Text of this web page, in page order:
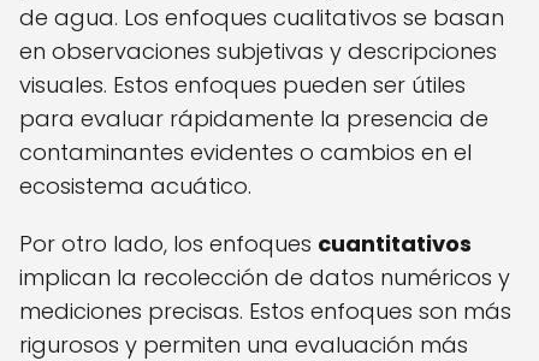
de agua. Los enfoques cualitativos se basan
en observaciones subjetivas y descripciones
visuales. Estos enfoques pueden ser útiles
para evaluar rápidamente la presencia de
contaminantes evidentes o cambios en el
ecosistema acuático.
Por otro lado, los enfoques cuantitativos
implican la recolección de datos numéricos y
mediciones precisas. Estos enfoques son más
rigurosos y permiten una evaluación más